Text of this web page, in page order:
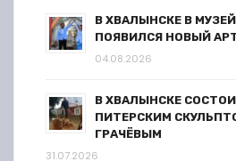
В ХВАЛЫНСКЕ В
ПОЯВИЛСЯ НОВЫЙ
04.08.2026
В ХВАЛЫНСКЕ
ПИТЕРСКИМ
ГРАЧЁВЫМ
31.07.2026